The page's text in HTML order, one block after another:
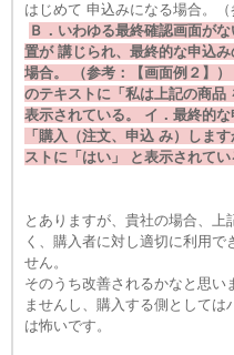
はじめて 申込みになる場合。（
Ｂ．いわゆる最終確認画面が
置が 講じられ、最終的な申込
場合。 （参考：【画面例２】
のテキストに「私は上記の商品
表示されている。 イ．最終的
「購入（注文、申込 み）しま
ストに「はい」 と表示されてい
とありますが、貴社の場合、
く、購入者に対し適切に利用で
せん。
そのうち改善されるかなと思い
ませんし、購入する側として
は怖いです。